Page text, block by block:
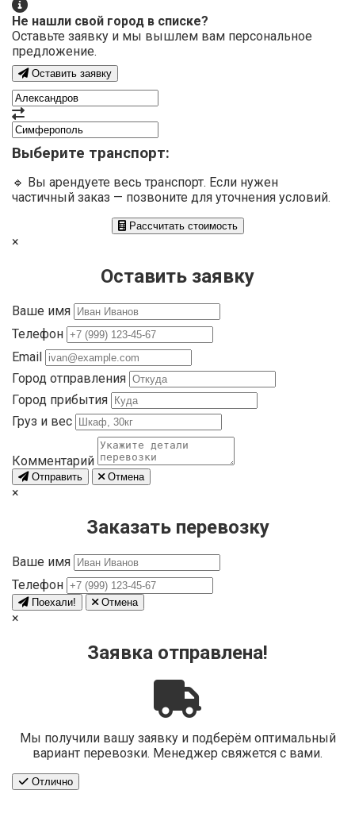
Не нашли свой город в списке?
Оставьте заявку и мы вышлем вам персональное
предложение.
Оставить заявку
Выберите транспорт:
🔹 Вы арендуете весь транспорт. Если нужен
частичный заказ — позвоните для уточнения условий.
Рассчитать стоимость
×
Оставить заявку
Ваше имя
Телефон
Email
Город отправления
Город прибытия
Груз и вес
Комментарий
Отправить Отмена
×
Заказать перевозку
Ваше имя
Телефон
Поехали! Отмена
×
Заявка отправлена!
Мы получили вашу заявку и подберём оптимальный
вариант перевозки. Менеджер свяжется с вами.
Отлично